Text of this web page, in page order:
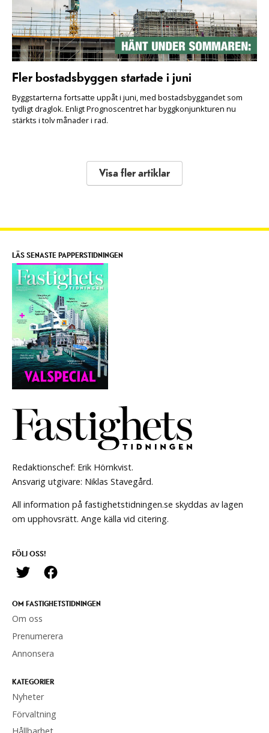
Fler bostadsbyggen startade i juni
Byggstarterna fortsatte uppåt i juni, med bostadsbyggandet som
tydligt draglok. Enligt Prognoscentret har byggkonjunkturen nu
stärkts i tolv månader i rad.
Visa fler artiklar
Redaktionschef: Erik Hörnkvist.
Ansvarig utgivare: Niklas Stavegård.
All information på fastighetstidningen.se skyddas av lagen
om upphovsrätt. Ange källa vid citering.
FÖLJ OSS!
OM FASTIGHETSTIDNINGEN
Om oss
Prenumerera
Annonsera
KATEGORIER
Nyheter
Förvaltning
LÄS SENASTE PAPPERSTIDNINGEN